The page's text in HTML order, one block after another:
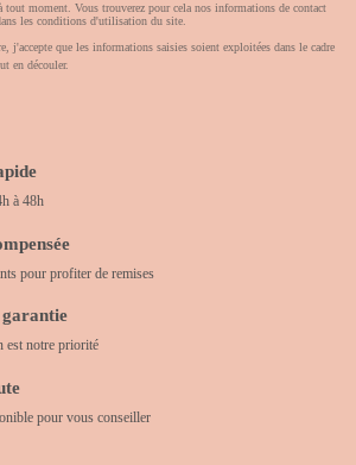
tout moment. Vous trouverez pour cela nos informations de contact
les conditions d'utilisation du site.
j'accepte que les informations saisies soient exploitées dans le cadre
en découler.
à 48h
pour profiter de remises
est notre priorité
pour vous conseiller